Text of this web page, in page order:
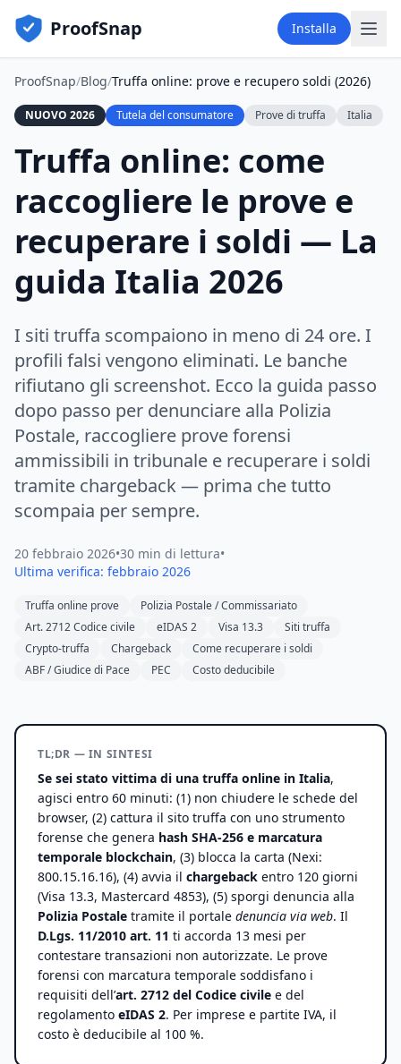
ProofSnap Installa
ProofSnap/Blog/Truffa online: prove e recupero soldi (2026)
NUOVO 2026 Tutela del consumatore Prove di truffa Italia
Truffa online: come
raccogliere le prove e
recuperare i soldi — La
guida Italia 2026
I siti truffa scompaiono in meno di 24 ore. I
profili falsi vengono eliminati. Le banche
rifiutano gli screenshot. Ecco la guida passo
dopo passo per denunciare alla Polizia
Postale, raccogliere prove forensi
ammissibili in tribunale e recuperare i soldi
tramite chargeback — prima che tutto
scompaia per sempre.
20 febbraio 2026•30 min di lettura•
Ultima verifica: febbraio 2026
Truffa online prove
Polizia Postale / Commissariato
Art. 2712 Codice civile
eIDAS 2 Visa 13.3
Siti truffa
Crypto-truffa
Chargeback
Come recuperare i soldi
ABF / Giudice di Pace
PEC Costo deducibile
TL;DR — IN SINTESI
Se sei stato vittima di una truffa online in Italia,
agisci entro 60 minuti: (1) non chiudere le schede del
browser, (2) cattura il sito truffa con uno strumento
forense che genera hash SHA-256 e marcatura
temporale blockchain, (3) blocca la carta (Nexi:
800.15.16.16), (4) avvia il chargeback entro 120 giorni
(Visa 13.3, Mastercard 4853), (5) sporgi denuncia alla
Polizia Postale tramite il portale denuncia via web. Il
D.Lgs. 11/2010 art. 11 ti accorda 13 mesi per
contestare transazioni non autorizzate. Le prove
forensi con marcatura temporale soddisfano i
requisiti dell’art. 2712 del Codice civile e del
regolamento eIDAS 2. Per imprese e partite IVA, il
costo è deducibile al 100 %.